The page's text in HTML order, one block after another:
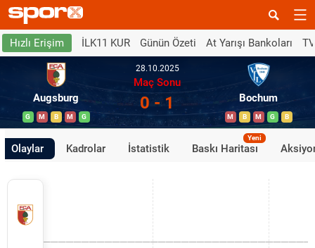
Hızlı Erişim İLK11 KUR Günün Özeti At Yarışı Bankoları
Augsburg
G M B M G
28.10.2025
Maç Sonu
0 - 1 Bochum
M B M G B
Olaylar Kadrolar İstatistik Baskı Haritası
Yeni